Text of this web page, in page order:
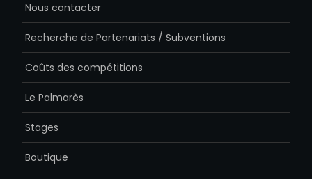
Nous contacter
Recherche de Partenariats / Subventions
Coûts des compétitions
Le Palmarès
Stages
Boutique